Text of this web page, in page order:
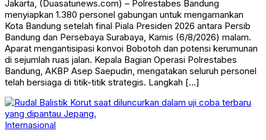
Jakarta, (Duasatunews.com) – Polrestabes Bandung
menyiapkan 1.380 personel gabungan untuk mengamankan
Kota Bandung setelah final Piala Presiden 2026 antara Persib
Bandung dan Persebaya Surabaya, Kamis (6/8/2026) malam.
Aparat mengantisipasi konvoi Bobotoh dan potensi kerumunan
di sejumlah ruas jalan. Kepala Bagian Operasi Polrestabes
Bandung, AKBP Asep Saepudin, mengatakan seluruh personel
telah bersiaga di titik-titik strategis. Langkah […]
Internasional